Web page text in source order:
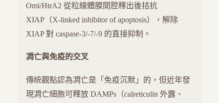
Omi/HtrA2 從粒線體膜間腔釋出後拮抗
XIAP（X-linked inhibitor of apoptosis），解除
XIAP 對 caspase-3/-7/-9 的直接抑制。
凋亡與免疫的交叉
傳統觀點認為凋亡是「免疫沉默」的，但近年發
現凋亡細胞可釋放 DAMPs（calreticulin 外露、